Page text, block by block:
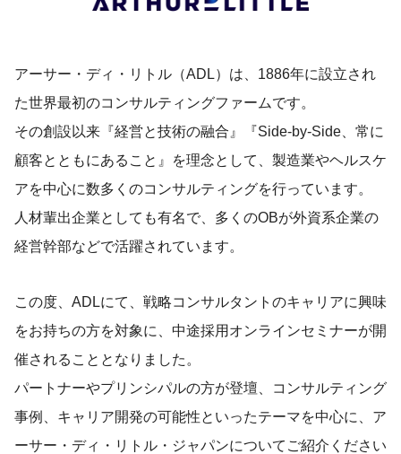
アーサー・ディ・リトル（ADL）は、1886年に設立され
た世界最初のコンサルティングファームです。
その創設以来『経営と技術の融合』『Side-by-Side、常に
顧客とともにあること』を理念として、製造業やヘルスケ
アを中心に数多くのコンサルティングを行っています。
人材輩出企業としても有名で、多くのOBが外資系企業の
経営幹部などで活躍されています。
この度、ADLにて、戦略コンサルタントのキャリアに興味
をお持ちの方を対象に、中途採用オンラインセミナーが開
催されることとなりました。
パートナーやプリンシパルの方が登壇、コンサルティング
事例、キャリア開発の可能性といったテーマを中心に、ア
ーサー・ディ・リトル・ジャパンについてご紹介ください